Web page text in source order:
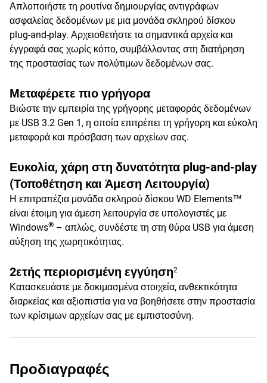
Απλοποιήστε τη ρουτίνα δημιουργίας αντιγράφων
ασφαλείας δεδομένων με μια μονάδα σκληρού δίσκου
plug-and-play. Αρχειοθετήστε τα σημαντικά αρχεία και
έγγραφά σας χωρίς κόπο, συμβάλλοντας στη διατήρηση
της προστασίας των πολύτιμων δεδομένων σας.
Μεταφέρετε πιο γρήγορα
Βιώστε την εμπειρία της γρήγορης μεταφοράς δεδομένων
με USB 3.2 Gen 1, η οποία επιτρέπει τη γρήγορη και εύκολη
μεταφορά και πρόσβαση των αρχείων σας.
Ευκολία, χάρη στη δυνατότητα plug-and-play
(Τοποθέτηση και Άμεση Λειτουργία)
Η επιτραπέζια μονάδα σκληρού δίσκου WD Elements™
είναι έτοιμη για άμεση λειτουργία σε υπολογιστές με
Windows® – απλώς, συνδέστε τη στη θύρα USB για άμεση
αύξηση της χωρητικότητας.
2ετής περιορισμένη εγγύηση2
Κατασκευάστε με δοκιμασμένα στοιχεία, ανθεκτικότητα
διαρκείας και αξιοπιστία για να βοηθήσετε στην προστασία
των κρίσιμων αρχείων σας με εμπιστοσύνη.
Προδιαγραφές